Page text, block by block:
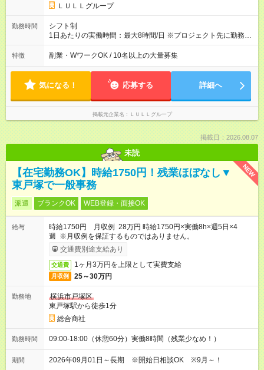
キルを考慮し初任給を決定。経験者の方は前給考慮も可能で
す！ ◎昇給年1回（研修終了後） ◎賞与年2回（2月・8月）＋業
績賞与あり ◤スキルアップも、収入アップも。◢ 入社後の成長
や頑張りは、しっかり給与で還元しています。 実際にほぼ全員
上アップした社員も。 エンジニアへの還元率は業界高水準の
87％。 スキルを磨いた分だけ、収入アップも目指せる環境で
す！ 【試用期間】試用期間あり 試用期間の長さ：6ヶ月 ※ 雇用
形態と給与に、本採用時と異なる部分があります。 雇用形態：
中途採用（契約社員） 給与：月給 230,000円以上 上記額にはみ
なし残業代を含みます。※超過分は全額支給いたします。 みな
別途支給いたします ※研修期間中（最大12ヶ月間）も、試用期
ＬＵＬＬグループ
勤務時間
シフト制
1日あたりの実働時間：最大8時間/日 ※プロジェクト先に勤務時
間は異なります 【シフト例】 ・10時00分～19時00分 ・9時00
分～18時00分 平均残業時間：月10時間以内
特徴 副業・WワークOK / 10名以上の大量募集
気になる！ 応募する 詳細へ
掲載元企業名 ＬＵＬＬグループ
掲載日：2026.08.07
未読
NEW
【在宅勤務OK】時給1750円！残業ほぼなし▼
東戸塚で一般事務
派遣 ブランクOK WEB登録・面接OK
給与
時給1750円 月収例 28万円 時給1750円×実働8h×週5日×4
週 ※月収例を保証するものではありません。
交通費別途支給あり
交通費 1ヶ月3万円を上限として実費支給
月収例 25～30万円
勤務地
横浜市戸塚区
東戸塚駅から徒歩1分
総合商社
勤務時間 09:00-18:00（休憩60分）実働8時間（残業少なめ！）
期間 2026年09月01日～長期 ※開始日相談OK ※9月～！